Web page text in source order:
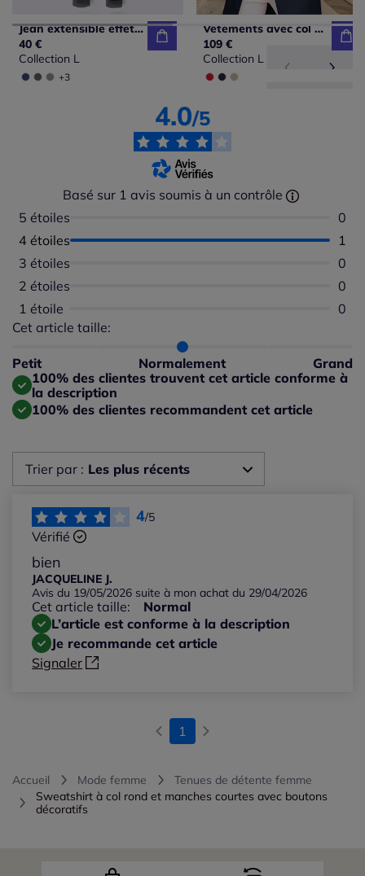
Jean extensible effet ventre plat ceinture haute confortablement ajusté
40 €
Collection L
+3
Vêtements avec col à revers et poches pratiques
109 €
Collection L
4.0/5
Basé sur 1 avis soumis à un contrôle
5 étoiles
0
4 étoiles
1
3 étoiles
0
2 étoiles
0
1 étoile
0
Cet article taille:
Petit Normalement Grand
Répartition du taillant selon les avis clients
Taille normalement : 100%
Taille grand : 0%
100% des clientes trouvent cet article conforme à
la description
100% des clientes recommandent cet article
Trier par : Les plus récents
Les plus récents
Les plus anciens
Notes les plus élevées
Notes les plus basses
4/5
Vérifié
bien
JACQUELINE J.
Avis du 19/05/2026 suite à mon achat du 29/04/2026
Cet article taille:
Normal
L’article est conforme à la description
Je recommande cet article
Signaler
1
Accueil Mode femme
Tenues de détente femme
Sweatshirt à col rond et manches courtes avec boutons
décoratifs